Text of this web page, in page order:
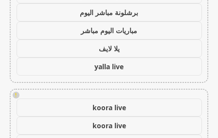
برشلونة مباشر اليوم
مباريات اليوم مباشر
يلا لايف
yalla live
!
koora live
koora live